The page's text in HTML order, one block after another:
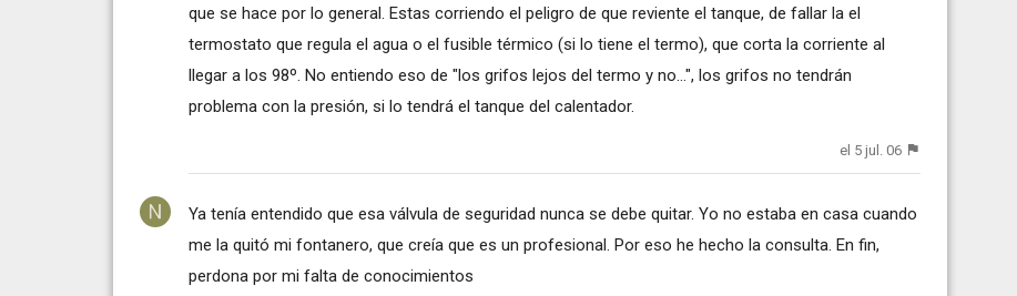
que se hace por lo general. Estas corriendo el peligro de que reviente el tanque, de fallar la el
termostato que regula el agua o el fusible térmico (si lo tiene el termo), que corta la corriente al
llegar a los 98º. No entiendo eso de "los grifos lejos del termo y no...", los grifos no tendrán
problema con la presión, si lo tendrá el tanque del calentador.
el 5 jul. 06
Ya tenía entendido que esa válvula de seguridad nunca se debe quitar. Yo no estaba en casa cuando
me la quitó mi fontanero, que creía que es un profesional. Por eso he hecho la consulta. En fin,
perdona por mi falta de conocimientos